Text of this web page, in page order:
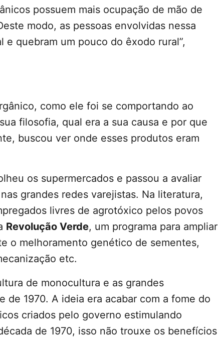
possuem mais ocupação de mão de
modo, as pessoas envolvidas nessa
quebram um pouco do êxodo rural”,
como ele foi se comportando ao
filosofia, qual era a sua causa e por que
buscou ver onde esses produtos eram
os supermercados e passou a avaliar
grandes redes varejistas. Na literatura,
livres de agrotóxico pelos povos
Revolução Verde, um programa para ampliar
o melhoramento genético de sementes,
etc.
de monocultura e as grandes
de 1970. A ideia era acabar com a fome do
criados pelo governo estimulando
de 1970, isso não trouxe os benefícios